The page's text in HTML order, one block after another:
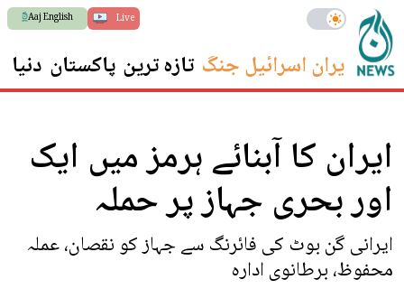
Live
Aaj English
ایران اسرائیل جنگ تازہ ترین پاکستان دنیا
ایران کا آبنائے ہرمز میں ایک
اور بحری جہاز پر حملہ
ایرانی گن بوٹ کی فائرنگ سے جہاز کو نقصان، عملہ
محفوظ، برطانوی ادارہ